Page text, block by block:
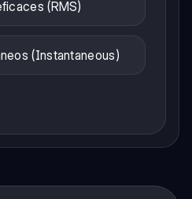
(RMS)
(Instantaneous)